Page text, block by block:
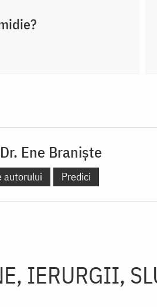
Ene Braniște
autorului Predici
IERURGII,